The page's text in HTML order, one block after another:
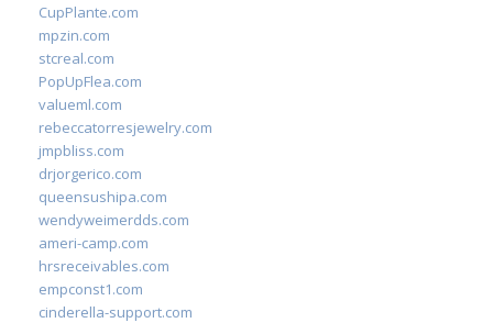
CupPlante.com
mpzin.com
stcreal.com
PopUpFlea.com
valueml.com
rebeccatorresjewelry.com
jmpbliss.com
drjorgerico.com
queensushipa.com
wendyweimerdds.com
ameri-camp.com
hrsreceivables.com
empconst1.com
cinderella-support.com